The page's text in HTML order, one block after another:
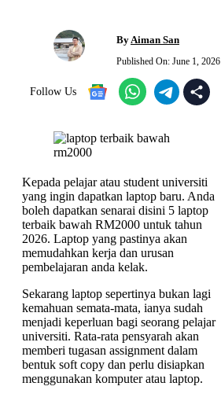
ByAiman San
Published On: June 1, 2026
Follow Us
Kepada pelajar atau student universiti
yang ingin dapatkan laptop baru. Anda
boleh dapatkan senarai disini 5 laptop
terbaik bawah RM2000 untuk tahun
2026. Laptop yang pastinya akan
memudahkan kerja dan urusan
pembelajaran anda kelak.
Sekarang laptop sepertinya bukan lagi
kemahuan semata-mata, ianya sudah
menjadi keperluan bagi seorang pelajar
universiti. Rata-rata pensyarah akan
memberi tugasan assignment dalam
bentuk soft copy dan perlu disiapkan
menggunakan komputer atau laptop.